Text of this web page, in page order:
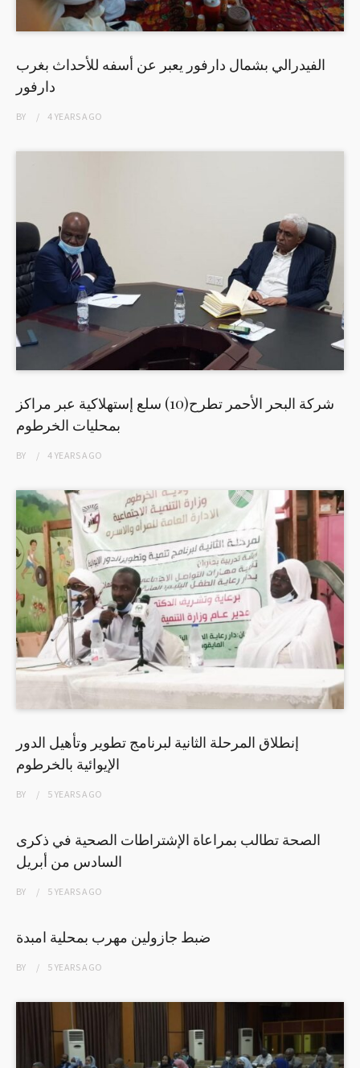
الفيدرالي بشمال دارفور يعبر عن أسفه للأحداث بغرب
دارفور
BY 4 YEARSAGO
شركة البحر الأحمر تطرح(10) سلع إستهلاكية عبر مراكز
بمحليات الخرطوم
BY 4 YEARSAGO
إنطلاق المرحلة الثانية لبرنامج تطوير وتأهيل الدور
الإيوائية بالخرطوم
BY 5 YEARSAGO
الصحة تطالب بمراعاة الإشتراطات الصحية في ذكرى
السادس من أبريل
BY 5 YEARSAGO
ضبط جازولين مهرب بمحلية امبدة
BY 5 YEARSAGO